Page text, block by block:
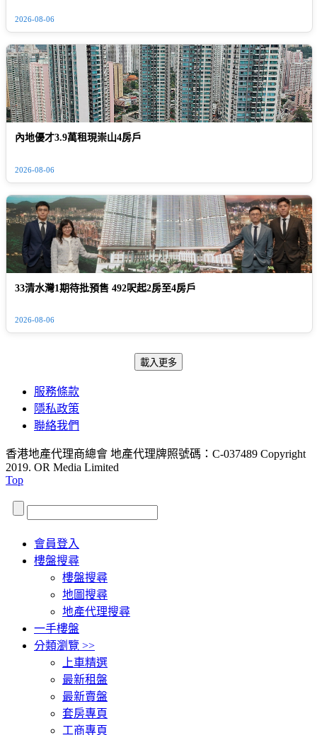
2026-08-06
內地優才3.9萬租現崇山4房戶
2026-08-06
33清水灣1期待批預售 492呎起2房至4房戶
2026-08-06
載入更多
服務條款
隱私政策
聯絡我們
香港地產代理商總會 地產代理牌照號碼：C-037489 Copyright
2019. OR Media Limited
Top
會員登入
樓盤搜尋
樓盤搜尋
地圖搜尋
地產代理搜尋
一手樓盤
分類瀏覽 >>
上車精選
最新租盤
最新賣盤
套房專頁
工商專頁